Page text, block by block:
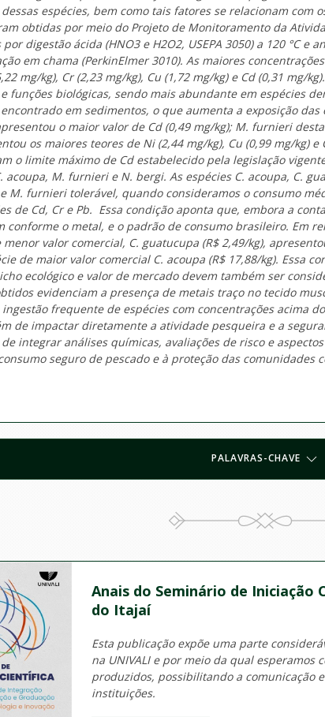
espécies, bem como tais fatores se relacionam com
obtidas por meio do Projeto de Monitoramento da
por digestão ácida (HNO3 e H2O2, USEPA 3050) a 120 °C
em chama (PerkinElmer 3010). As maiores
mg/kg), Cr (2,23 mg/kg), Cu (1,72 mg/kg) e Cd (0,31 mg/
funções biológicas, sendo mais abundante em espécies
em sedimentos, o que aumenta a exposição das
o maior valor de Cd (0,49 mg/kg); M. furnieri
os maiores teores de Ni (2,44 mg/kg), Cu (0,99 mg/kg) e
o limite máximo de Cd estabelecido pela legislação
acoupa, M. furnierie N. bergi. As espécies C. acoupa, C.
M. furnieritolerável, quando consideramos o consumo
de Cd, Cr e Pb. Essa condição aponta que, embora a
conforme o metal, e o padrão de consumo brasileiro. Em
menor valor comercial, C. guatucupa (R$ 2,49/kg),
de maior valor comercial C. acoupa (R$ 17,88/kg). Essa
ecológico e valor de mercado devem também ser
evidenciam a presença de metais traço no tecido
frequente de espécies com concentrações acima
de impactar diretamente a atividade pesqueira e a
integrar análises químicas, avaliações de risco e
seguro de pescado e à proteção das comunidades
PALAVRAS-CHAVE
Anais do Seminário de Iniciação
do Itajaí
Esta publicação expõe uma parte
na UNIVALI e por meio da qual
produzidos, possibilitando a comunicação
instituições.